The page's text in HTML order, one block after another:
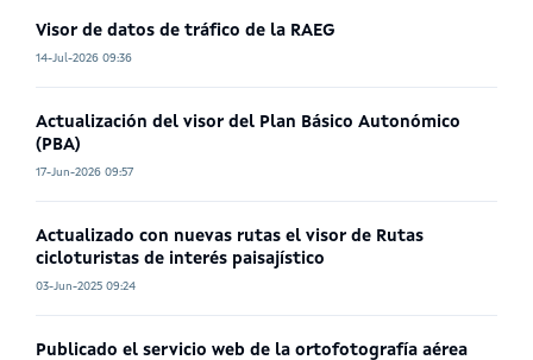
Visor de datos de tráfico de la RAEG
14-Jul-2026 09:36
Actualización del visor del Plan Básico Autonómico
(PBA)
17-Jun-2026 09:57
Actualizado con nuevas rutas el visor de Rutas
cicloturistas de interés paisajístico
03-Jun-2025 09:24
Publicado el servicio web de la ortofotografía aérea